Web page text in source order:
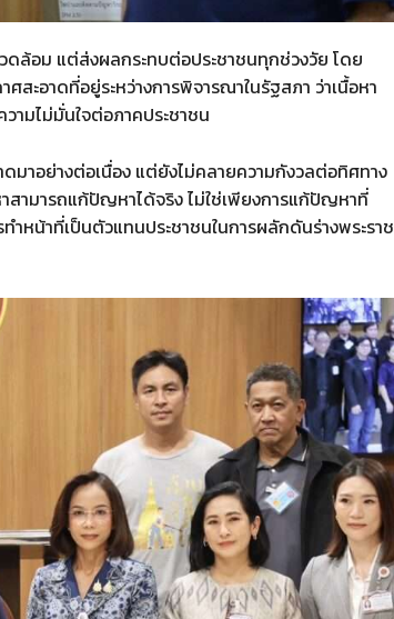
ดล้อม แต่ส่งผลกระทบต่อประชาชนทุกช่วงวัย โดย
ะอาดที่อยู่ระหว่างการพิจารณาในรัฐสภา ว่าเนื้อหา
วามไม่มั่นใจต่อภาคประชาชน
มาอย่างต่อเนื่อง แต่ยังไม่คลายความกังวลต่อทิศทาง
สามารถแก้ปัญหาได้จริง ไม่ใช่เพียงการแก้ปัญหาที่
หน้าที่เป็นตัวแทนประชาชนในการผลักดันร่างพระราช